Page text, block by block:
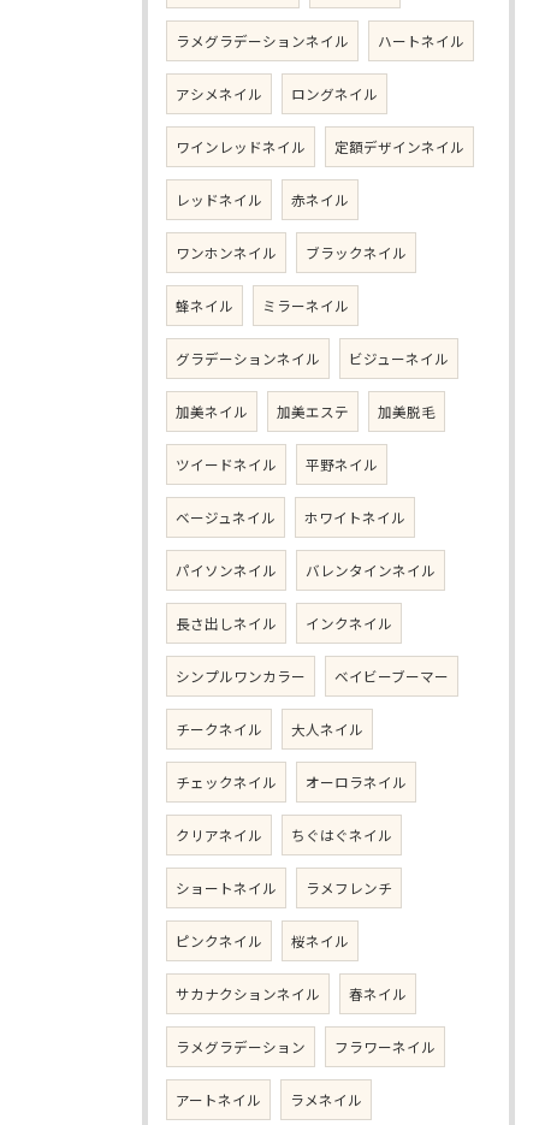
ラメグラデーションネイル ハートネイル
アシメネイル ロングネイル
ワインレッドネイル 定額デザインネイル
レッドネイル 赤ネイル
ワンホンネイル ブラックネイル
蜂ネイル ミラーネイル
グラデーションネイル ビジューネイル
加美ネイル 加美エステ 加美脱毛
ツイードネイル 平野ネイル
ベージュネイル ホワイトネイル
パイソンネイル バレンタインネイル
長さ出しネイル インクネイル
シンプルワンカラー ベイビーブーマー
チークネイル 大人ネイル
チェックネイル オーロラネイル
クリアネイル ちぐはぐネイル
ショートネイル ラメフレンチ
ピンクネイル 桜ネイル
サカナクションネイル 春ネイル
ラメグラデーション フラワーネイル
アートネイル ラメネイル